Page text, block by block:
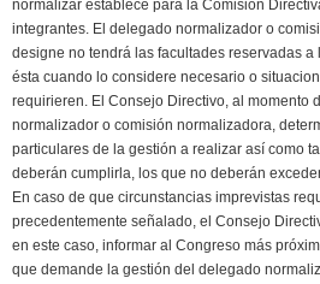
normalizar establece para la Comisión
integrantes. El delegado normalizador o
designe no tendrá las facultades reservadas a
ésta cuando lo considere necesario o
requirieren. El Consejo Directivo, al momento
normalizador o comisión normalizadora,
particulares de la gestión a realizar así como
deberán cumplirla, los que no deberán
En caso de que circunstancias imprevistas
precedentemente señalado, el Consejo
en este caso, informar al Congreso más
que demande la gestión del delegado